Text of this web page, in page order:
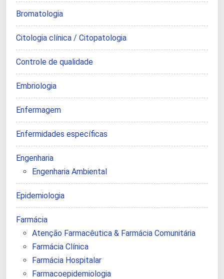
Bromatologia
Citologia clínica / Citopatologia
Controle de qualidade
Embriologia
Enfermagem
Enfermidades específicas
Engenharia
Engenharia Ambiental
Epidemiologia
Farmácia
Atenção Farmacêutica & Farmácia Comunitária
Farmácia Clínica
Farmácia Hospitalar
Farmacoepidemiologia